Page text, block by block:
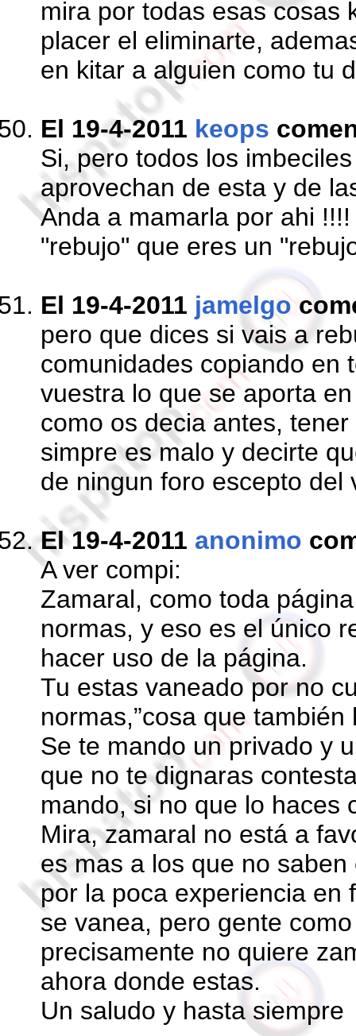
mira por todas esas cosas
placer el eliminarte,
en kitar a alguien como tu
El 19-4-2011 keops
Si, pero todos los
aprovechan de esta y de
Anda a mamarla por ahi !!!!
"rebujo" que eres un
El 19-4-2011 jamelgo
pero que dices si vais a
comunidades copiando en
vuestra lo que se aporta
como os decia antes,
simpre es malo y decirte
de ningun foro escepto del
El 19-4-2011 anonimo
A ver compi:
Zamaral, como toda
normas, y eso es el único
hacer uso de la página.
Tu estas vaneado por no
normas,”cosa que
Se te mando un privado y
que no te dignaras
mando, si no que lo haces
Mira, zamaral no está a
es mas a los que no
por la poca experiencia en
se vanea, pero gente
precisamente no quiere
ahora donde estas.
Un saludo y hasta siempre